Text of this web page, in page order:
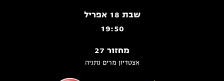
שבת 18 אפריל
19:50
מחזור 27
אצטדיון מרים נתניה